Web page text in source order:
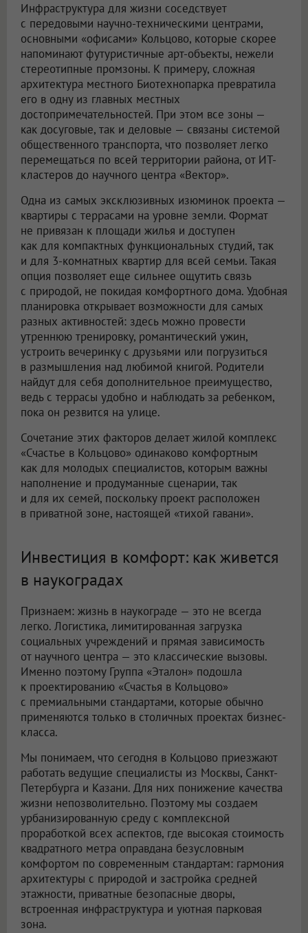
Инфраструктура для жизни соседствует
с передовыми научно-техническими центрами,
основными «офисами» Кольцово, которые скорее
напоминают футуристичные арт-объекты, нежели
стереотипные промзоны. К примеру, сложная
архитектура местного Биотехнопарка превратила
его в одну из главных местных
достопримечательностей. При этом все зоны —
как досуговые, так и деловые — связаны системой
общественного транспорта, что позволяет легко
перемещаться по всей территории района, от ИТ-
кластеров до научного центра «Вектор».
Одна из самых эксклюзивных изюминок проекта —
квартиры с террасами на уровне земли. Формат
не привязан к площади жилья и доступен
как для компактных функциональных студий, так
и для 3-комнатных квартир для всей семьи. Такая
опция позволяет еще сильнее ощутить связь
с природой, не покидая комфортного дома. Удобная
планировка открывает возможности для самых
разных активностей: здесь можно провести
утреннюю тренировку, романтический ужин,
устроить вечеринку с друзьями или погрузиться
в размышления над любимой книгой. Родители
найдут для себя дополнительное преимущество,
ведь с террасы удобно и наблюдать за ребенком,
пока он резвится на улице.
Сочетание этих факторов делает жилой комплекс
«Счастье в Кольцово» одинаково комфортным
как для молодых специалистов, которым важны
наполнение и продуманные сценарии, так
и для их семей, поскольку проект расположен
в приватной зоне, настоящей «тихой гавани».
Инвестиция в комфорт: как живется
в наукоградах
Признаем: жизнь в наукограде — это не всегда
легко. Логистика, лимитированная загрузка
социальных учреждений и прямая зависимость
от научного центра — это классические вызовы.
Именно поэтому Группа «Эталон» подошла
к проектированию «Счастья в Кольцово»
с премиальными стандартами, которые обычно
применяются только в столичных проектах бизнес-
класса.
Мы понимаем, что сегодня в Кольцово приезжают
работать ведущие специалисты из Москвы, Санкт-
Петербурга и Казани. Для них понижение качества
жизни непозволительно. Поэтому мы создаем
урбанизированную среду с комплексной
проработкой всех аспектов, где высокая стоимость
квадратного метра оправдана безусловным
комфортом по современным стандартам: гармония
архитектуры с природой и застройка средней
этажности, приватные безопасные дворы,
встроенная инфраструктура и уютная парковая
зона.